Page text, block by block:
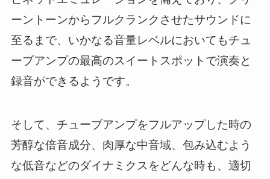
ーントーンからフルクランクさせたサウンドに
至るまで、いかなる音量レベルにおいてもチュ
ーブアンプの最高のスイートスポットで演奏と
録音ができるようです。
そして、チューブアンプをフルアップした時の
芳醇な倍音成分、肉厚な中音域、包み込むよう
な低音などのダイナミクスをどんな時も、適切